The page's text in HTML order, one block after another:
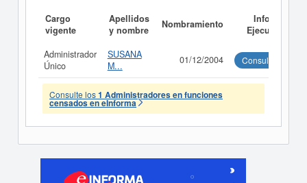
Cargo
vigente
Apellidos
y nombre
Nombramiento
Informe
Ejecutivo
Administrador
Único
SUSANA
M...
01/12/2004 Consultar
Consulte los1 Administradores en funciones
censados en eInforma